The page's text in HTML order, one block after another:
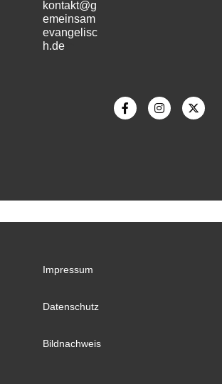
kontakt@g
emeinsam
evangelisc
h.de
Impressum
Datenschutz
Bildnachweis